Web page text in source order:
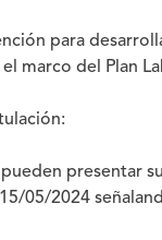
para
marco del Plan
:
presentar
05/2024